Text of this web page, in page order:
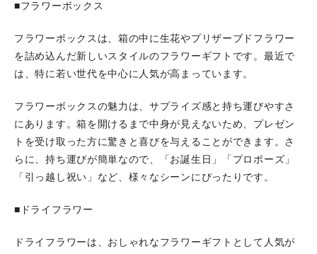
■フラワーボックス
フラワーボックスは、箱の中に生花やプリザーブドフラワー
を詰め込んだ新しいスタイルのフラワーギフトです。最近で
は、特に若い世代を中心に人気が高まっています。
フラワーボックスの魅力は、サプライズ感と持ち運びやすさ
にあります。箱を開けるまで中身が見えないため、プレゼン
トを受け取った方に驚きと喜びを与えることができます。さ
らに、持ち運びが簡単なので、「お誕生日」「プロポーズ」
「引っ越し祝い」など、様々なシーンにぴったりです。
■ドライフラワー
ドライフラワーは、おしゃれなフラワーギフトとして人気が